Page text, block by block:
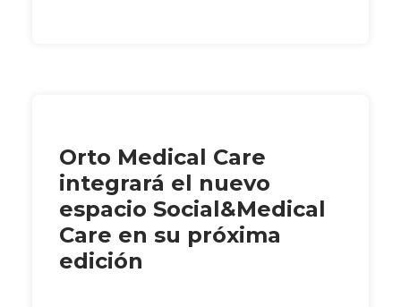
Orto Medical Care
integrará el nuevo
espacio Social&Medical
Care en su próxima
edición